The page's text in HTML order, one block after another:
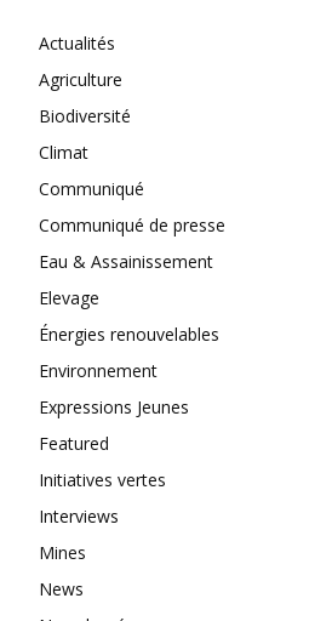
Actualités
Agriculture
Biodiversité
Climat
Communiqué
Communiqué de presse
Eau & Assainissement
Elevage
Énergies renouvelables
Environnement
Expressions Jeunes
Featured
Initiatives vertes
Interviews
Mines
News